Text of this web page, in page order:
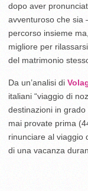
dopo aver
avventuroso che sia
percorso insieme
migliore per
del matrimonio
Da un’analisi di
italiani “viaggio di
destinazioni in
mai provate prima
rinunciare al viaggio
di una vacanza